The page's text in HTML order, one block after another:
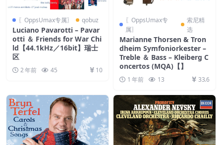
〖OppsUmax专属〗 qobuz
Luciano Pavarotti – Pavar
otti ＆ Friends for War Chi
ld【44.1kHz／16bit】瑞士
区
2 年前 45 10
〖OppsUmax专
属〗
索尼精
选
Marianne Thorsen & Tron
dheim Symfoniorkester –
Treble ＆ Bass – Kleiberg C
oncertos (MQA)【】
1 年前 13 33.6